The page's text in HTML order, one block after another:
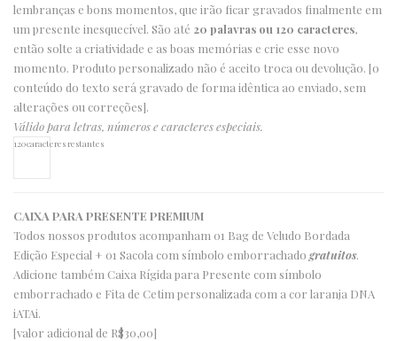
lembranças e bons momentos, que irão ficar gravados finalmente em
um presente inesquecível. São até 20 palavras ou 120 caracteres,
então solte a criatividade e as boas memórias e crie esse novo
momento. Produto personalizado não é aceito troca ou devolução. [o
conteúdo do texto será gravado de forma idêntica ao enviado, sem
alterações ou correções].
Válido para letras, números e caracteres especiais.
120caracteres restantes
CAIXA PARA PRESENTE PREMIUM
Todos nossos produtos acompanham 01 Bag de Veludo Bordada
Edição Especial + 01 Sacola com símbolo emborrachado gratuitos.
Adicione também Caixa Rígida para Presente com símbolo
emborrachado e Fita de Cetim personalizada com a cor laranja DNA
iATAi.
[valor adicional de R$30,00]